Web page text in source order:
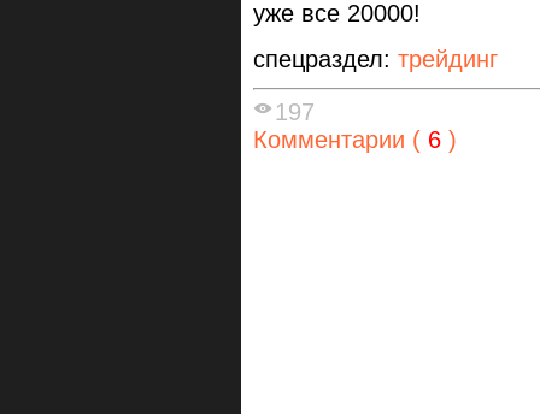
уже все 20000!
спецраздел: трейдинг
197
Комментарии ( 6 )